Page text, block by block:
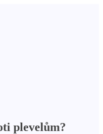
plevelům?